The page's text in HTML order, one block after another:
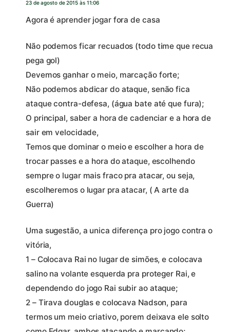
23 de agosto de 2015 às 11:06
Agora é aprender jogar fora de casa
Não podemos ficar recuados (todo time que recua
pega gol)
Devemos ganhar o meio, marcação forte;
Não podemos abdicar do ataque, senão fica
ataque contra-defesa, (água bate até que fura);
O principal, saber a hora de cadenciar e a hora de
sair em velocidade,
Temos que dominar o meio e escolher a hora de
trocar passes e a hora do ataque, escolhendo
sempre o lugar mais fraco pra atacar, ou seja,
escolheremos o lugar pra atacar, ( A arte da
Guerra)
Uma sugestão, a unica diferença pro jogo contra o
vitória,
1 – Colocava Rai no lugar de simões, e colocava
salino na volante esquerda pra proteger Rai, e
dependendo do jogo Rai subir ao ataque;
2 – Tirava douglas e colocava Nadson, para
termos um meio criativo, porem deixava ele solto